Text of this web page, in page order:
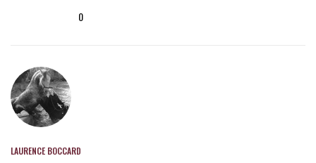
0
LAURENCE BOCCARD